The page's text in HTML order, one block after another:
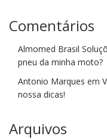
Comentários
Almomed Brasil
pneu da minha moto?
Antonio Marques em
nossa dicas!
Arquivos